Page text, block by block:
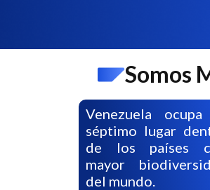
Somos
Venezuela
séptimo lugar
de los países
mayor
del mundo.